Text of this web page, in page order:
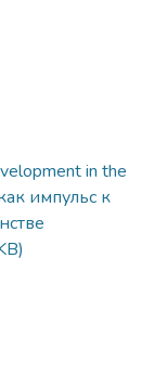
in the
импульс к